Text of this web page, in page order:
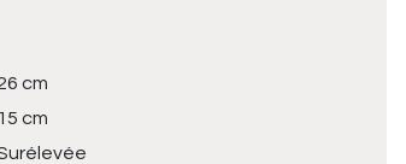
cm
15 cm